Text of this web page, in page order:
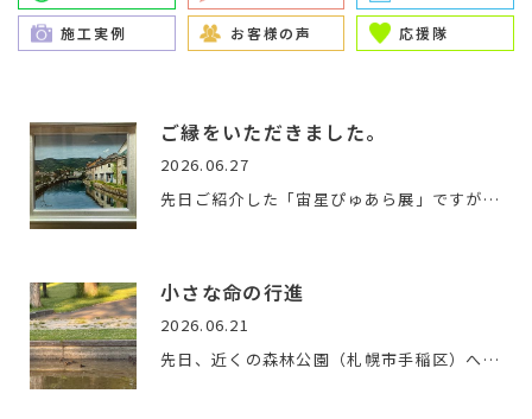
施工実例 お客様の声 応援隊
ご縁をいただきました。
2026.06.27
先日ご紹介した「宙星ぴゅあら展」ですが、たいへんありがたい…
小さな命の行進
2026.06.21
先日、近くの森林公園（札幌市手稲区）へウォーキングに行って…